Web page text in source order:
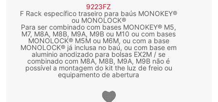
9223FZ
F Rack específico traseiro para baús MONOKEY®
ou MONOLOCK®
Para ser combinado com bases MONOKEY® M5,
M7, M8A, M8B, M9A, M9B ou M10 ou com bases
MONOLOCK® M5M ou M6M, ou com a base
MONOLOCK® já inclusa no baú, ou com base em
aluminio anodizado para bolsas EX2M / se
combinado com M8A, M8B, M9A, M9B não é
possível a montagem do kit the luz de freio ou
equipamento de abertura